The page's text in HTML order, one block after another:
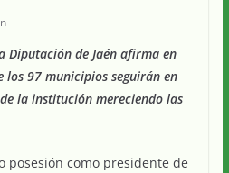
Diputación de Jaén afirma en
los 97 municipios seguirán en
la institución mereciendo las
posesión como presidente de